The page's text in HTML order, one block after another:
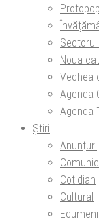
Noua
Vechea
Agenda
Agenda
Știri
Anunțuri
Cotidian
Cultural